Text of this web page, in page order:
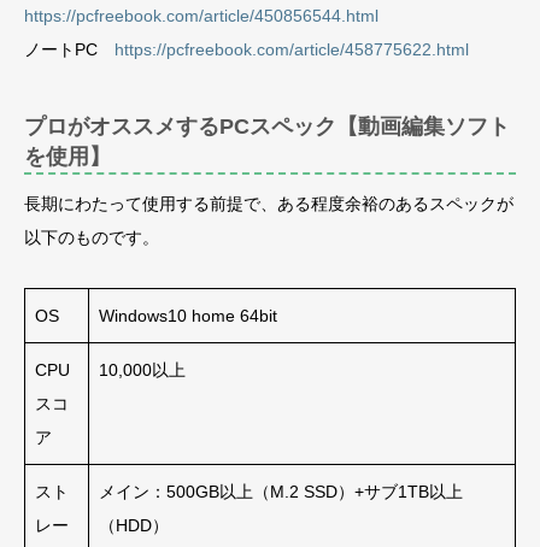
https://pcfreebook.com/article/450856544.html
ノートPC https://pcfreebook.com/article/458775622.html
プロがオススメするPCスペック【動画編集ソフト
を使用】
長期にわたって使用する前提で、ある程度余裕のあるスペックが
以下のものです。
OS Windows10 home 64bit
CPU
スコ
ア
10,000以上
スト
レー
メイン：500GB以上（M.2 SSD）+サブ1TB以上
（HDD）